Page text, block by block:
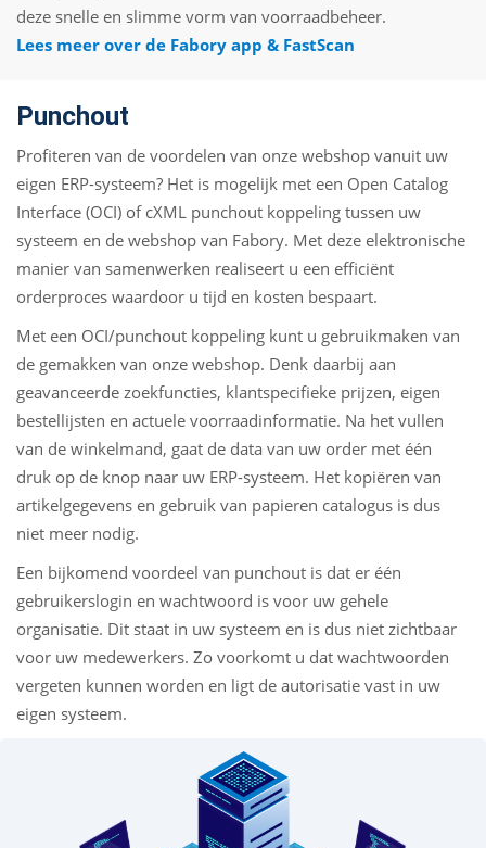
deze snelle en slimme vorm van voorraadbeheer.
Lees meer over de Fabory app & FastScan
Punchout
Profiteren van de voordelen van onze webshop vanuit uw
eigen ERP-systeem? Het is mogelijk met een Open Catalog
Interface (OCI) of cXML punchout koppeling tussen uw
systeem en de webshop van Fabory. Met deze elektronische
manier van samenwerken realiseert u een efficiënt
orderproces waardoor u tijd en kosten bespaart.
Met een OCI/punchout koppeling kunt u gebruikmaken van
de gemakken van onze webshop. Denk daarbij aan
geavanceerde zoekfuncties, klantspecifieke prijzen, eigen
bestellijsten en actuele voorraadinformatie. Na het vullen
van de winkelmand, gaat de data van uw order met één
druk op de knop naar uw ERP-systeem. Het kopiëren van
artikelgegevens en gebruik van papieren catalogus is dus
niet meer nodig.
Een bijkomend voordeel van punchout is dat er één
gebruikerslogin en wachtwoord is voor uw gehele
organisatie. Dit staat in uw systeem en is dus niet zichtbaar
voor uw medewerkers. Zo voorkomt u dat wachtwoorden
vergeten kunnen worden en ligt de autorisatie vast in uw
eigen systeem.